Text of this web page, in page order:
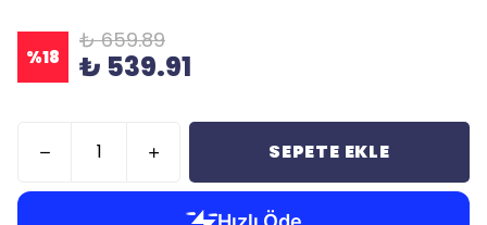
%18
₺ 659.89
₺ 539.91
SEPETE EKLE